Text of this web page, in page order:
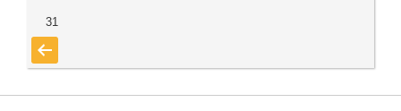
31
« 7月